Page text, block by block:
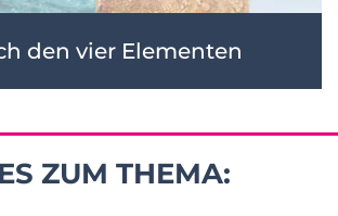
den vier Elementen
ZUM THEMA: